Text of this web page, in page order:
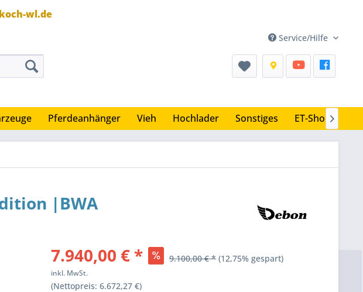
wl.de
Service/Hilfe
Pferdeanhänger Vieh Hochlader Sonstiges ET-Shop
|BWA
7.940,00 € * 9.100,00 € * (12,75% gespart)
inkl. MwSt.
(Nettopreis: 6.672,27 €)